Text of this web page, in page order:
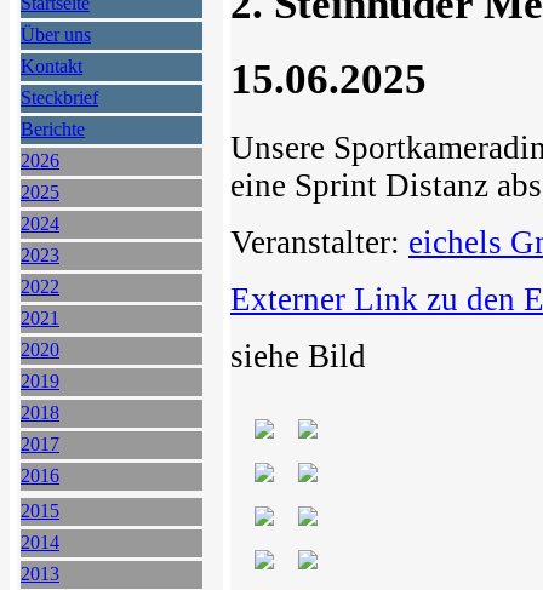
Über uns
Kontakt
Steckbrief
Berichte
2026
2025
2024
2023
2022
2021
2020
2019
2018
2017
2016
2015
2014
2013
15.06.2025
Unsere
eine Sprint Distanz
Veranstalter: eichels
Externer Link zu den
siehe Bild